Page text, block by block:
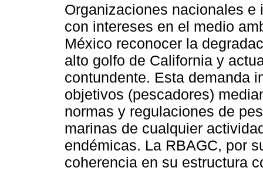
Organizaciones nacionales
con intereses en el medio
México reconocer la
alto golfo de California y
contundente. Esta demanda
objetivos (pescadores)
normas y regulaciones de
marinas de cualquier
endémicas. La RBAGC, por
coherencia en su estructura